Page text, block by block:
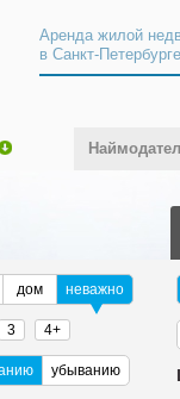
Аренда жилой
в Санкт-
дом неважно
3 4+
убыванию